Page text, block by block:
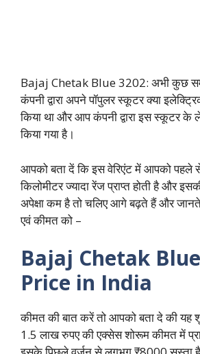
Bajaj Chetak Blue 3202: अभी कुछ
कंपनी द्वारा अपने पॉपुलर स्कूटर क्या
किया था और आप कंपनी द्वारा इस स्कूटर के
किया गया है।
आपको बता दें कि इस वेरिएंट में आपको
किलोमीटर ज्यादा रेंज प्राप्त होती है और
अपेक्षा कम है तो चलिए आगे बढ़ते हैं और
एवं कीमत को –
Bajaj Chetak
Price in India
कीमत की बात करें तो आपको बता दे की यह
1.5 लाख रुपए की एक्सेस शोरूम कीमत में